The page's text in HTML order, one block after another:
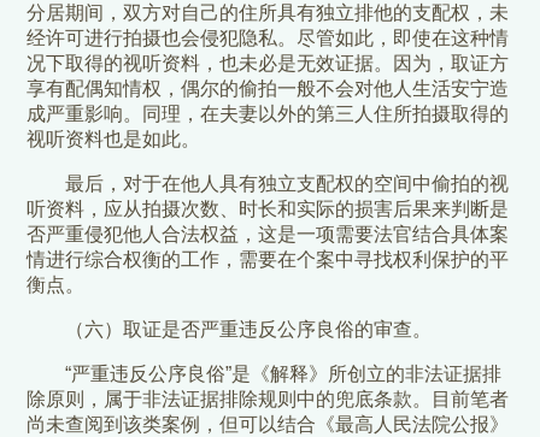
分居期间，双方对自己的住所具有独立排他的支配权，未
经许可进行拍摄也会侵犯隐私。尽管如此，即使在这种情
况下取得的视听资料，也未必是无效证据。因为，取证方
享有配偶知情权，偶尔的偷拍一般不会对他人生活安宁造
成严重影响。同理，在夫妻以外的第三人住所拍摄取得的
视听资料也是如此。
最后，对于在他人具有独立支配权的空间中偷拍的视
听资料，应从拍摄次数、时长和实际的损害后果来判断是
否严重侵犯他人合法权益，这是一项需要法官结合具体案
情进行综合权衡的工作，需要在个案中寻找权利保护的平
衡点。
（六）取证是否严重违反公序良俗的审查。
“严重违反公序良俗”是《解释》所创立的非法证据排
除原则，属于非法证据排除规则中的兜底条款。目前笔者
尚未查阅到该类案例，但可以结合《最高人民法院公报》